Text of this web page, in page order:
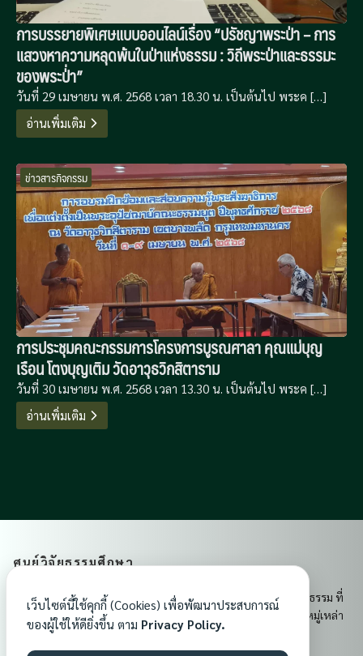
การบรรยายพิเศษแบบออนไลน์เรื่อง “ปรัชญาพระป่า – การ
แสวงหาความหลุดพ้นในป่าแห่งธรรม : วิถีพระป่าและธรรมะ
ของพระป่่า”
วันที่ 29 เมษายน พ.ศ. 2568 เวลา 18.30 น. เป็นต้นไป พระค […]
อ่านเพิ่มเติม
ข่าวสารกิจกรรม
การประชุมคณะกรรมการโครงการบูรณศาลา คุณแม่บุญ
เรือน โตงบุญเติม วัดอาวุธวิกสิตาราม
วันที่ 30 เมษายน พ.ศ. 2568 เวลา 13.30 น. เป็นต้นไป พระค […]
อ่านเพิ่มเติม
ศูนย์วิจัยธรรมศึกษา
ศูนย์วิจัยธรรมศึกษา เป็นศูนย์กลางการเรียนรู้และเผยแผ่พระพุทธธรรม ที่
ส่งเสริมคุณธรรม จริยธรรม และจิตสำนึกอันดีงามแก่ประชาชนทุกหมู่เหล่า
เพื่อสร้างสังคมที่มีความสงบสุขและมั่นคงในพระพุทธศาสนา
เว็บไซต์นี้ใช้คุกกี้ (Cookies) เพื่อพัฒนาประสบการณ์
ของผู้ใช้ให้ดียิ่งขึ้น ตาม Privacy Policy.